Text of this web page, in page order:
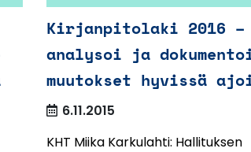
Kirjanpitolaki 2016 –
analysoi ja
muutokset hyvissä
6.11.2015
KHT Miika Karkulahti: Hallituksen